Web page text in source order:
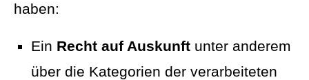
haben:
Ein Recht auf Auskunft unter anderem
über die Kategorien der verarbeiteten